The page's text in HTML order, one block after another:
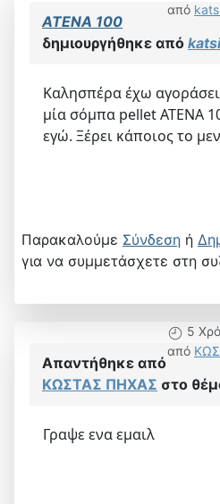
από
ATENA 100
δημιουργήθηκε από
Καλησπέρα έχω
μία σόμπα pellet ΑΤΕΝΑ
εγώ. Ξέρει κάποιος το
Παρακαλούμε Σύνδεση ή
για να συμμετάσχετε στη
5
από
Απαντήθηκε από
ΚΩΣΤΑΣ ΠΗΧΑΣ στο
Γραψε ενα εμαιλ